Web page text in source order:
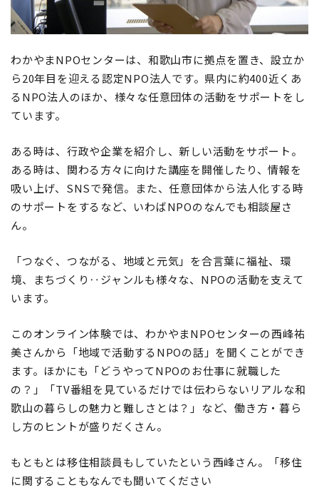
わかやまNPOセンターは、和歌山市に拠点を置き、設立か
ら20年目を迎える認定NPO法人です。県内に約400近くあ
るNPO法人のほか、様々な任意団体の活動をサポートをし
ています。
ある時は、行政や企業を紹介し、新しい活動をサポート。
ある時は、関わる方々に向けた講座を開催したり、情報を
吸い上げ、SNSで発信。また、任意団体から法人化する時
のサポートをするなど、いわばNPOのなんでも相談屋さ
ん。
「つなぐ、つながる、地域と元気」を合言葉に福祉、環
境、まちづくり‥ジャンルも様々な、NPOの活動を支えて
います。
このオンライン体験では、わかやまNPOセンターの西峰祐
美さんから「地域で活動するNPOの話」を聞くことができ
ます。ほかにも「どうやってNPOのお仕事に就職した
の？」「TV番組を見ているだけでは伝わらないリアルな和
歌山の暮らしの魅力と難しさとは？」など、働き方・暮ら
し方のヒントが盛りだくさん。
もともとは移住相談員もしていたという西峰さん。「移住
に関することもなんでも聞いてください